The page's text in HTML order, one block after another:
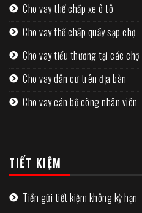
Cho vay thế chấp xe ô tô
Cho vay thế chấp quầy sạp chợ
Cho vay tiểu thương tại các chợ
Cho vay dân cư trên địa bàn
Cho vay cán bộ công nhân viên
TIẾT KIỆM
Tiền gửi tiết kiệm không kỳ hạn